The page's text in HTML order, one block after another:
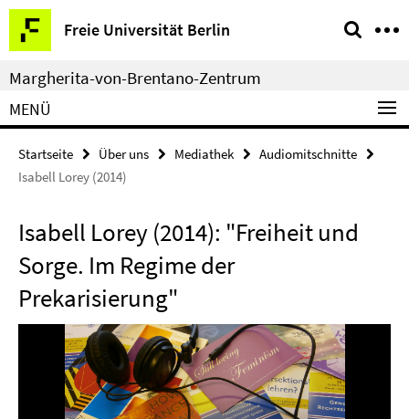
Springe
direkt
zu
Inhalt
Freie Universität Berlin
Service-
Navigation
Margherita-von-Brentano-Zentrum
MENÜ
Startseite Über uns Mediathek
Audiomitschnitte
Isabell Lorey (2014)
Isabell Lorey (2014): "Freiheit und
Sorge. Im Regime der
Prekarisierung"